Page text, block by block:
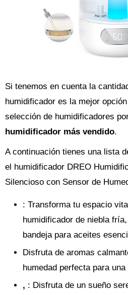
Si tenemos en cuenta la
humidificador es la mejor
selección de humidificadores
humidificador más vendido.
A continuación tienes una lista
el humidificador DREO
Silencioso con Sensor de
: Transforma tu espacio
humidificador de niebla
bandeja para aceites
Disfruta de aromas
humedad perfecta para
, : Disfruta de un sueño